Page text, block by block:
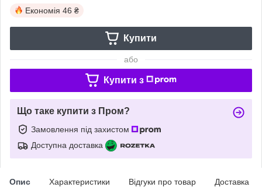
Економія 46 ₴
Купити
або
Купити з
Що таке купити з Пром?
Замовлення під захистом
Доступна доставка
Опис Характеристики Відгуки про товар Доставка